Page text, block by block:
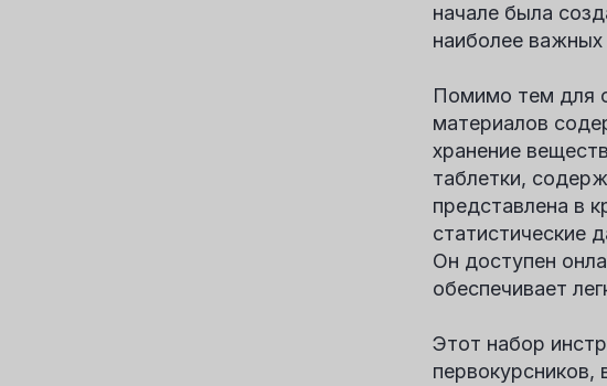
начале была
наиболее
Помимо тем для
материалов
хранение
таблетки,
представлена в
статистические
Он доступен
обеспечивает
Этот набор